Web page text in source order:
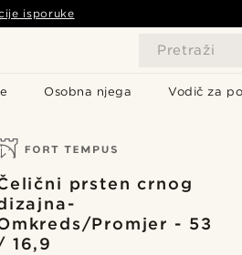
Pretraži
Osobna njega Vodič za
isporuke
prsten crnog
Promjer - 53
16,9